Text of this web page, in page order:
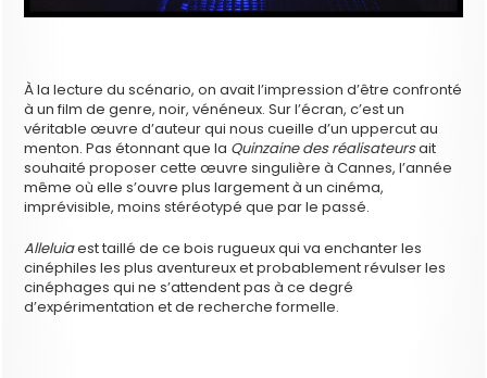
À la lecture du scénario, on avait l’impression d’être confronté
à un film de genre, noir, vénéneux. Sur l’écran, c’est un
véritable œuvre d’auteur qui nous cueille d’un uppercut au
menton. Pas étonnant que la Quinzaine des réalisateursait
souhaité proposer cette œuvre singulière à Cannes, l’année
même où elle s’ouvre plus largement à un cinéma,
imprévisible, moins stéréotypé que par le passé.
Alleluiaest taillé de ce bois rugueux qui va enchanter les
cinéphiles les plus aventureux et probablement révulser les
cinéphages qui ne s’attendent pas à ce degré
d’expérimentation et de recherche formelle.